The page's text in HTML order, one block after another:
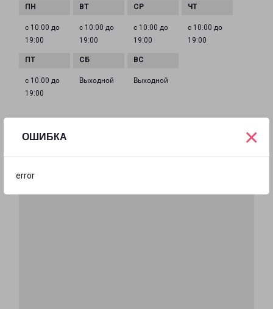
ОШИБКА
error
×
с 10:00 до
19:00
с 10:00 до
19:00
с 10:00 до
19:00
с 10:00 до
19:00
с 10:00 до
19:00
Выходной Выходной